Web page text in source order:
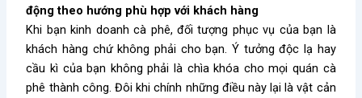
động theo hướng phù hợp với khách hàng
Khi bạn kinh doanh cà phê, đối tượng phục vụ của bạn là
khách hàng chứ không phải cho bạn. Ý tưởng độc lạ hay
cầu kì của bạn không phải là chìa khóa cho mọi quán cà
phê thành công. Đôi khi chính những điều này lại là vật cản